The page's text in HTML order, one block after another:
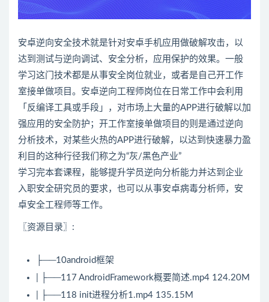
安卓逆向安全技术就是针对安卓手机应用做破解攻击，以
达到 测试与逆向调试、安全分析，应用保护的效果。一般
学习这门技术都是从事安全岗位就业，或者是自己开工作
室接单做项目。安卓逆向工程师岗位在日常工作中会利用
「反编译工具或手段」，对市场上大量的APP进行破解以加
强应用的安全防护；开工作室接单做项目的则是通过逆向
分析技术，对某些火热的APP进行破解，以达到快速暴力盈
利目的这种行径我们称之为“灰/黑色产业”
学习完本套课程，能够提升学员逆向分析能力并达到企业
入职安全研究员的要求，也可以从事安卓病毒分析师，安
卓安全工程师等工作。
〖资源目录〗:
├──10android框架
| ├──117 Android Framework概要简述.mp4 124.20M
| ├──118 init进程分析1.mp4 135.15M